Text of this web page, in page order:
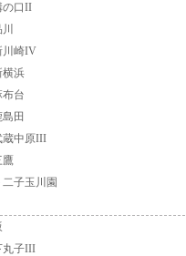
の口II
川崎IV
横浜
布台
田
蔵中原III
鷹
子玉川園
丸子III